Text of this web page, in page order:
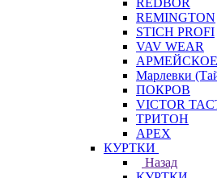
REDBOR
REMINGTON
STICH PROFI
VAV WEAR
АРМЕЙСКОЕ
Марлевки
ПОКРОВ
VICTOR
ТРИТОН
APEX
КУРТКИ
Назад